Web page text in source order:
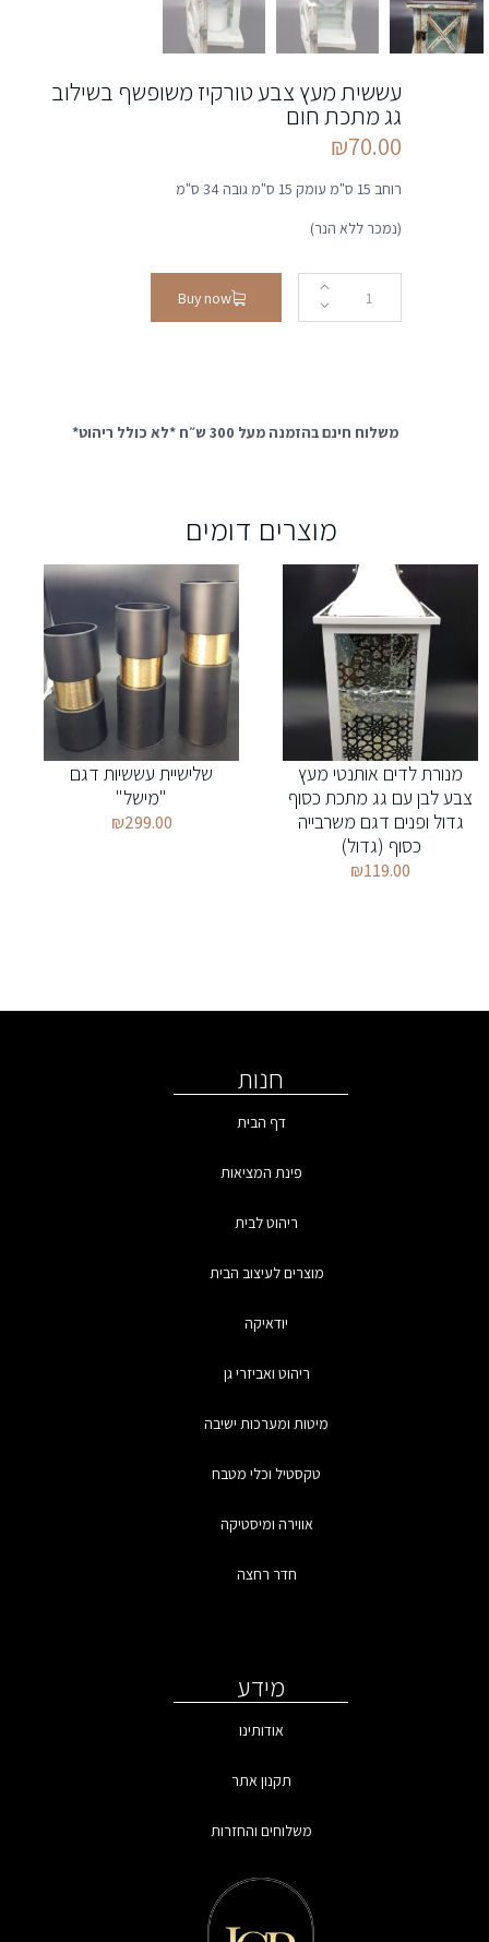
עששית מעץ צבע טורקיז משופשף בשילוב
גג מתכת חום
₪70.00
רוחב 15 ס"מ עומק 15 ס"מ גובה 34 ס"מ
(נמכר ללא הנר)
Buy now
משלוח חינם בהזמנה מעל 300 ש״ח *לא כולל ריהוט*
מוצרים דומים
מנורת לדים אותנטי מעץ
צבע לבן עם גג מתכת כסוף
גדול ופנים דגם משרבייה
כסוף (גדול)
₪119.00
שלישיית עששיות דגם
"מישל"
₪299.00
חנות
דף הבית
פינת המציאות
ריהוט לבית
מוצרים לעיצוב הבית
יודאיקה
ריהוט ואביזרי גן
מיטות ומערכות ישיבה
טקסטיל וכלי מטבח
אווירה ומיסטיקה
חדר רחצה
מידע
אודותינו
תקנון אתר
משלוחים והחזרות